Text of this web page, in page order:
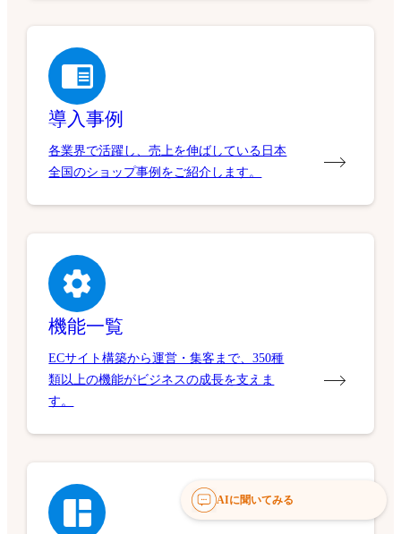
導入事例
各業界で活躍し、売上を伸ばしている日本
全国のショップ事例をご紹介します。
機能一覧
ECサイト構築から運営・集客まで、350種
類以上の機能がビジネスの成長を支えま
す。
AIに聞いてみる